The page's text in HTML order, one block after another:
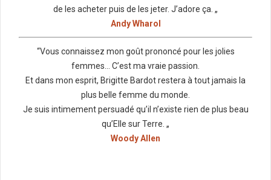
de les acheter puis de les jeter. J’adore ça. „
Andy Wharol
“Vous connaissez mon goût prononcé pour les jolies
femmes… C’est ma vraie passion.
Et dans mon esprit, Brigitte Bardot restera à tout jamais la
plus belle femme du monde.
Je suis intimement persuadé qu’il n’existe rien de plus beau
qu’Elle sur Terre. „
Woody Allen